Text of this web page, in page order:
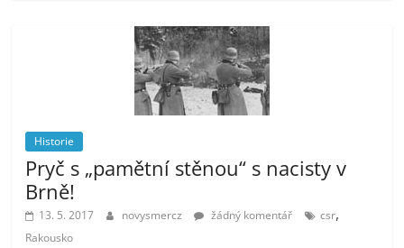
Historie
Pryč s „pamětní stěnou“ s nacisty v
Brně!
13. 5. 2017 novysmercz žádný komentář csr,
Rakousko